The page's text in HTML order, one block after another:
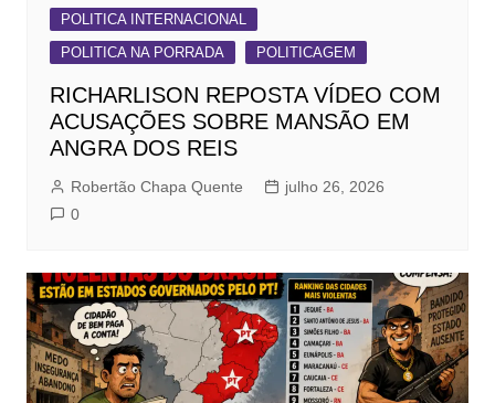
POLITICA INTERNACIONAL
POLITICA NA PORRADA
POLITICAGEM
RICHARLISON REPOSTA VÍDEO COM
ACUSAÇÕES SOBRE MANSÃO EM
ANGRA DOS REIS
Robertão Chapa Quente
julho 26, 2026
0